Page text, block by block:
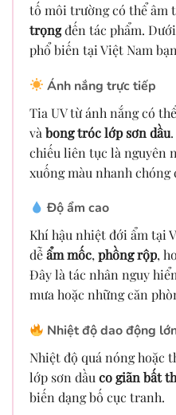
tố môi trường có thể âm
trọngđến tác phẩm.
phổ biến tại Việt Nam
Ánh nắng trực tiếp
Tia UV từ ánh nắng có
và bong tróc lớp sơn dầu
chiếu liên tục là nguyên
xuống màu nhanh chóng
Độ ẩm cao
Khí hậu nhiệt đới ẩm tại
dễẩm mốc,phồng rộp,
Đây là tác nhân nguy
mưa hoặc những căn
Nhiệt độ dao động
Nhiệt độ quá nóng hoặc
lớp sơn dầuco giãn bất
biến dạng bố cục tranh.